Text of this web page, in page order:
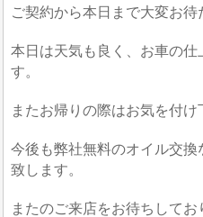
ご契約から本日まで大変お
本日は天気も良く、お車の
す。
またお帰りの際はお気を付け
今後も弊社無料のオイル交
致します。
またのご来店をお待ちしてお